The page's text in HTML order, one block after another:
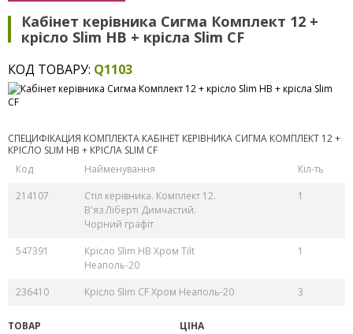
Кабінет керівника Сигма Комплект 12 +
крісло Slim HB + крісла Slim CF
КОД ТОВАРУ: Q1103
СПЕЦИФІКАЦИЯ КОМПЛЕКТА КАБІНЕТ КЕРІВНИКА СИГМА КОМПЛЕКТ 12 +
КРІСЛО SLIM HB + КРІСЛА SLIM CF
Код
Найменування
Кіл-ть
214107
Стіл керівника. Комплект 12.
В'яз Ліберті Димчастий.
Чорний графіт
1
547391
Крісло Slim HB Хром Tilt
Неаполь-20
1
236410 Крісло Slim CF Хром Неаполь-20 3
ЦІНА
ТОВАР